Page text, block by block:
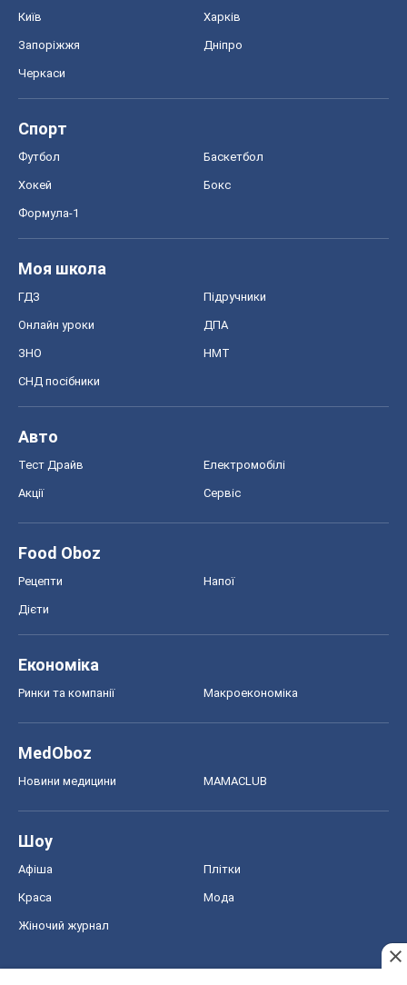
Київ Харків
Запоріжжя Дніпро
Черкаси
Спорт
Футбол Баскетбол
Хокей Бокс
Формула-1
Моя школа
ГДЗ Підручники
Онлайн уроки ДПА
ЗНО НМТ
СНД посібники
Авто
Тест Драйв Електромобілі
Акції Сервіс
Food Oboz
Рецепти Напої
Дієти
Економіка
Ринки та компанії Макроекономіка
MedOboz
Новини медицини MAMACLUB
Шоу
Афіша Плітки
Краса Мода
Жіночий журнал